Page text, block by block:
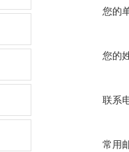
您的
您的
联系
常用